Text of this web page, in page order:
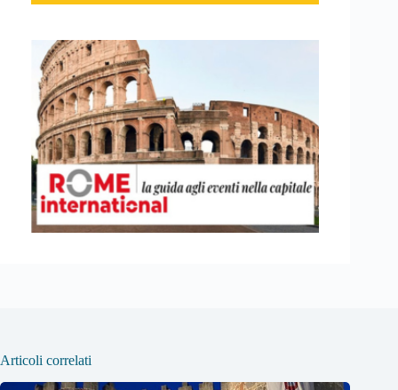
Articoli correlati